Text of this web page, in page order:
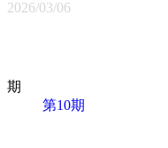
2026/03/06
期
第10期